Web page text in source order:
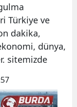
Türkiye ve
dakika,
dünya,
sitemizde